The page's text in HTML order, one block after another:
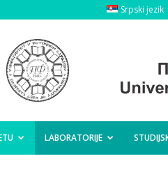
Srpski jezik
LABORATORIJE